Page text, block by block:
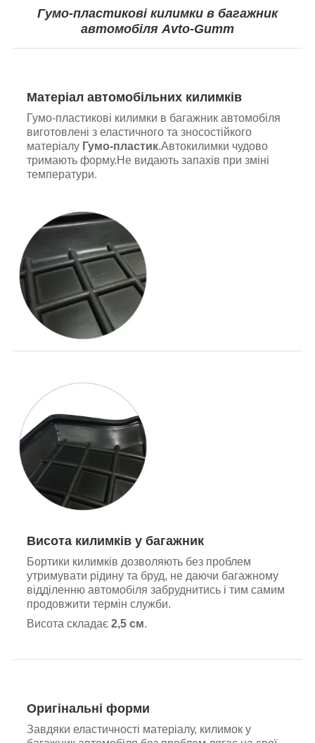
Гумо-пластикові килимки в багажник
автомобіля Avto-Gumm
Матеріал автомобільних килимків
Гумо-пластикові килимки в багажник автомобіля
виготовлені з еластичного та зносостійкого
матеріалу Гумо-пластик.Автокилимки чудово
тримають форму.Не видають запахів при зміні
температури.
Висота килимків у багажник
Бортики килимків дозволяють без проблем
утримувати рідину та бруд, не даючи багажному
відділенню автомобіля забруднитись і тим самим
продовжити термін служби.
Висота складає 2,5 см.
Оригінальні форми
Завдяки еластичності матеріалу, килимок у